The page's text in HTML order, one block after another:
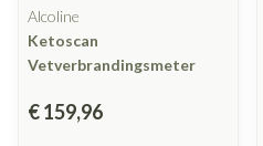
Alcoline
Ketoscan
Vetverbrandingsmeter
€ 159,96